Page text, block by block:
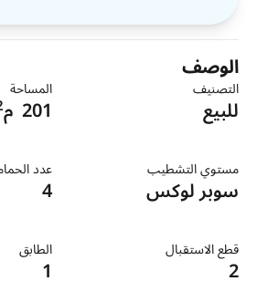
الوصف
التصنيف
للبيع
المساحة
201 م
مستوي التشطيب
سوبر لوكس
عدد
4
قطع الاستقبال
2
الطابق
1